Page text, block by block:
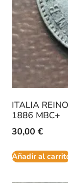
ITALIA
1886 MBC+
30,00 €
Añadir al